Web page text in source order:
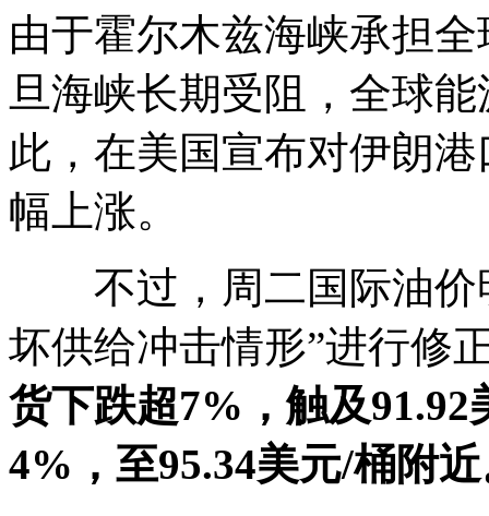
由于霍尔木兹海峡承担
旦海峡长期受阻，全球
此，在美国宣布对伊朗
幅上涨。
不过，周二国际油价
坏供给冲击情形”进行修
货下跌超7%，触及
4%，至95.34美元/桶附